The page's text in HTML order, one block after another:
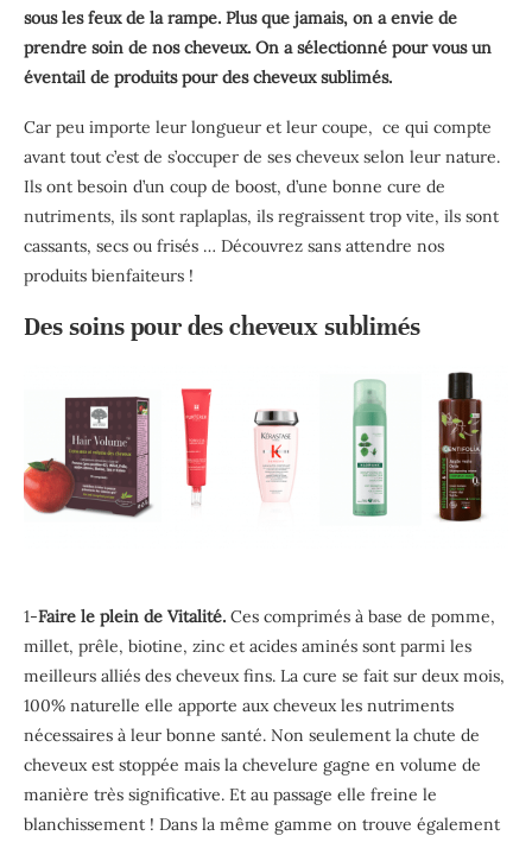
sous les feux de la rampe. Plus que jamais, on a envie de
prendre soin de nos cheveux. On a sélectionné pour vous un
éventail de produits pour des cheveux sublimés.
Car peu importe leur longueur et leur coupe, ce qui compte
avant tout c’est de s’occuper de ses cheveux selon leur nature.
Ils ont besoin d’un coup de boost, d’une bonne cure de
nutriments, ils sont raplaplas, ils regraissent trop vite, ils sont
cassants, secs ou frisés … Découvrez sans attendre nos
produits bienfaiteurs !
Des soins pour des cheveux sublimés
1-Faire le plein de Vitalité. Ces comprimés à base de pomme,
millet, prêle, biotine, zinc et acides aminés sont parmi les
meilleurs alliés des cheveux fins. La cure se fait sur deux mois,
100% naturelle elle apporte aux cheveux les nutriments
nécessaires à leur bonne santé. Non seulement la chute de
cheveux est stoppée mais la chevelure gagne en volume de
manière très significative. Et au passage elle freine le
blanchissement ! Dans la même gamme on trouve également